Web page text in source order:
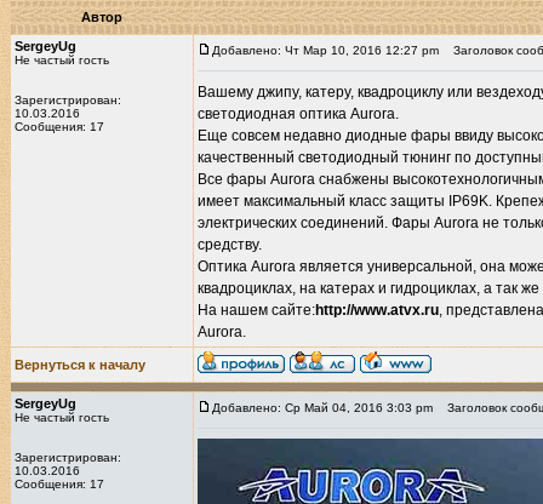
Автор
SergeyUg
Не частый гость
Зарегистрирован:
10.03.2016
Сообщения: 17
Добавлено: Чт Мар 10, 2016 12:27 pm Заголовок
Вашему джипу, катеру, квадроциклу или
светодиодная оптика Aurora.
Еще совсем недавно диодные фары ввиду
качественный светодиодный тюнинг по
Все фары Aurora снабжены
имеет максимальный класс защиты IP69K.
электрических соединений. Фары Aurora не
средству.
Оптика Aurora является универсальной, она
квадроциклах, на катерах и гидроциклах, а так
На нашем сайте:http://www.atvx.ru,
Aurora.
Вернуться к началу
SergeyUg
Не частый гость
Зарегистрирован:
10.03.2016
Сообщения: 17
Добавлено: Ср Май 04, 2016 3:03 pm Заголовок